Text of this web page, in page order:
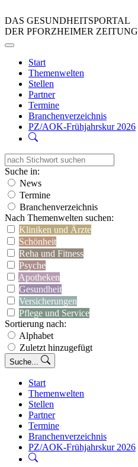
DAS GESUNDHEITSPORTAL
DER PFORZHEIMER ZEITUNG
Start
Themenwelten
Stellen
Partner
Termine
Branchenverzeichnis
PZ/AOK-Frühjahrskur 2026
Suche in:
News
Termine
Branchenverzeichnis
Nach Themenwelten suchen:
Kliniken und Ärzte
Schönheit
Reha und Fitness
Psyche
Apotheken
Gesundheit
Versicherungen
Pflege und Service
Sortierung nach:
Alphabet
Zuletzt hinzugefügt
Suche...
Start
Themenwelten
Stellen
Partner
Termine
Branchenverzeichnis
PZ/AOK-Frühjahrskur 2026